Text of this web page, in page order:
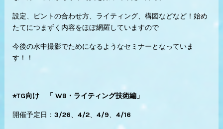
設定、ピントの合わせ方、ライティング、構図などなど！始め
たてにつまずく内容をほぼ網羅していますので
今後の水中撮影でためになるようなセミナーとなっていま
す！！
⭐︎TG向け 「 WB・ライティング技術編」
開催予定日：3/26、4/2、4/9、4/16